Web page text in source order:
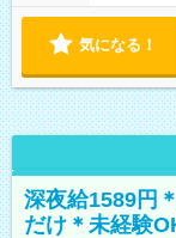
気になる！
深夜給1589円
だけ＊未経験